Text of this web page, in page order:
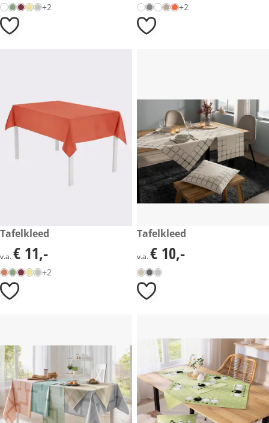
+2 +2
€ 11,-
Tafelkleed
€ 11,-
v.a.€ 11,-
+2
€ 10,-
Tafelkleed
€ 10,-
v.a.€ 10,-